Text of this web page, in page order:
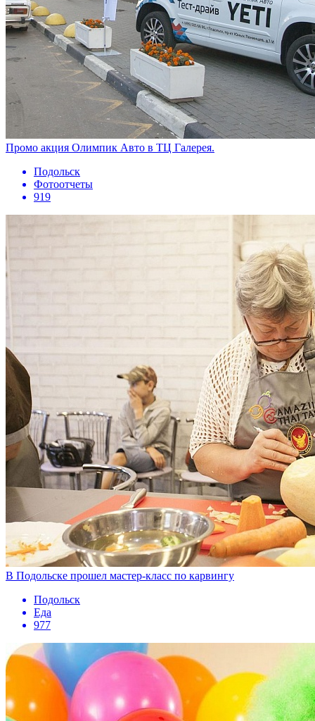
Промо акция Олимпик Авто в ТЦ Галерея.
Подольск
Фотоотчеты
919
В Подольске прошел мастер­-класс по карвингу
Подольск
Еда
977